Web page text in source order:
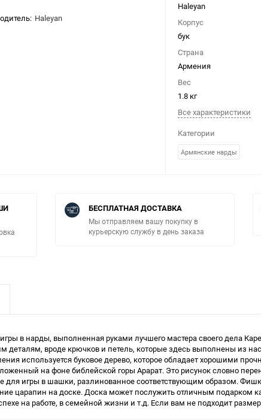
Haleyan
Haleyan
Корпус
бук
Страна
Армения
Вес
1.8 кг
Все характеристики
Категории
Армянские нарды
БЕСПЛАТНАЯ ДОСТАВКА
Мы отправляем вашу покупку в
курьерскую службу в день заказа
в нарды, выполненная руками лучшего мастера своего дела
деталям, вроде крючков и петель, которые здесь выполнены из
используется буковое дерево, которое обладает хорошими
на фоне библейской горы Арарат. Это рисунок словно
игры в шашки, разлинованное соответствующим образом.
царапин на доске. Доска может послужить отличным подарком
на работе, в семейной жизни и т.д. Если вам не подходит